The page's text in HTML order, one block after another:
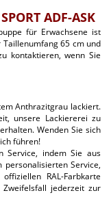
ADF-ASK
für Erwachsene ist
65 cm und
kontaktieren, wenn Sie
Anthrazitgrau lackiert.
unsere Lackiererei zu
Wenden Sie sich
führen!
Service, indem Sie aus
Service,
RAL-Farbkarte
jederzeit zur